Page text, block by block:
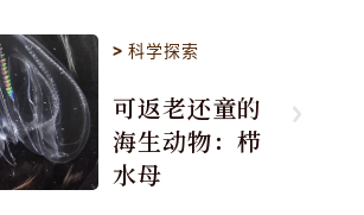
>科学探索
可返老还童的
海生动物：栉
水母